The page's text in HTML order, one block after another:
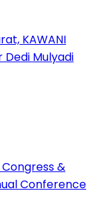
KAWANI
Dedi Mulyadi
&
Conference